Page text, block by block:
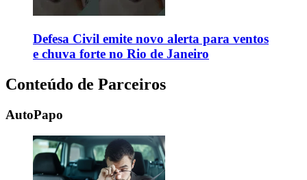
Defesa Civil emite novo alerta para ventos
e chuva forte no Rio de Janeiro
Conteúdo de Parceiros
AutoPapo